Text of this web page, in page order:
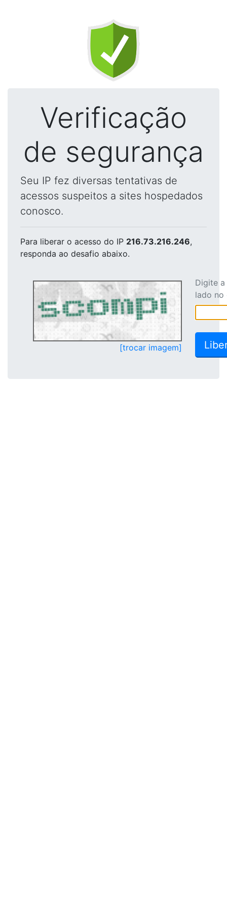
Verificação
de segurança
Seu IP fez diversas tentativas de
acessos suspeitos a sites hospedados
conosco.
Para liberar o acesso do IP 216.73.216.246,
responda ao desafio abaixo.
[trocar imagem]
Digite
lado no